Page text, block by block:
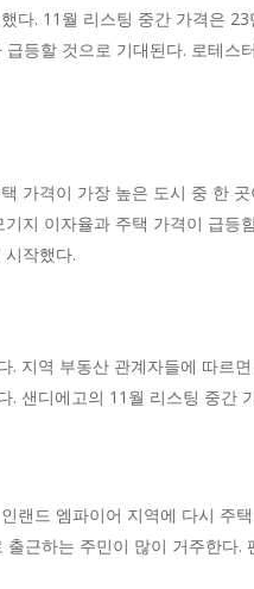
다. 11월 리스팅 중간 가격은
등할 것으로 기대된다. 로테
가격이 가장 높은 도시 중 한
지 이자율과 주택 가격이 급
작했다.
. 지역 부동산 관계자들에 따르
. 샌디에고의 11월 리스팅 중
랜드 엠파이어 지역에 다시 주
근하는 주민이 많이 거주한